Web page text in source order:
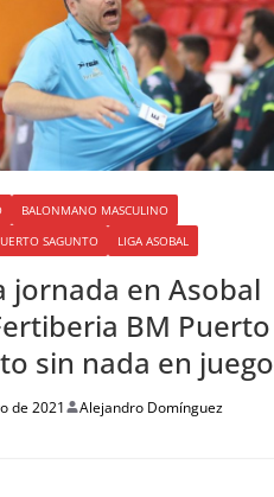
BALONMANO MASCULINO
SAGUNTO
LIGA ASOBAL
jornada en Asobal
BM Puerto
sin nada en juego
de 2021 Alejandro Domínguez